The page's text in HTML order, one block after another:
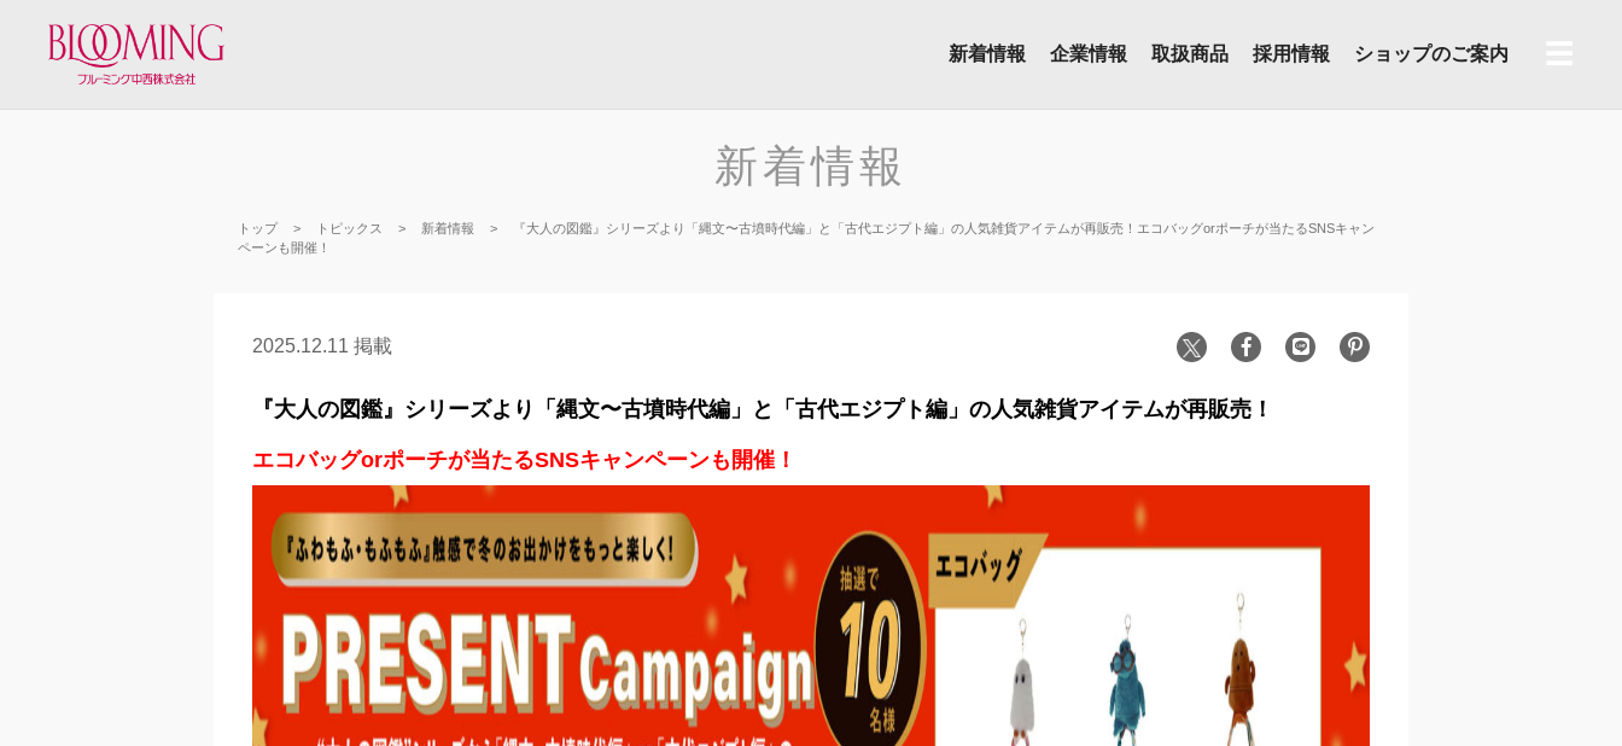
新着情報 企業情報 取扱商品 採用情報 ショップのご案内
新着情報
トップ トピックス 新着情報
『大人の図鑑』シリーズより「縄文〜古墳時代編」と「古代エジプト編」の人気雑貨アイテムが再販売！エコバッグorポーチが当たるSNSキャン
ペーンも開催！
2025.12.11 掲載
『大人の図鑑』シリーズより「縄文〜古墳時代編」と「古代エジプト編」の人気雑貨アイテムが再販売！
エコバッグorポーチが当たるSNSキャンペーンも開催！